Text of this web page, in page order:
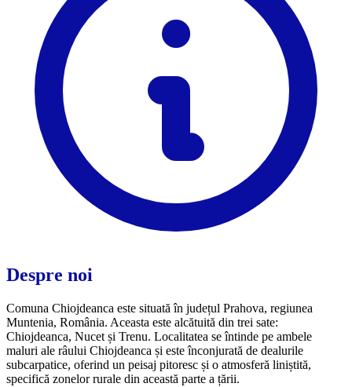
Despre noi
Comuna Chiojdeanca este situată în județul Prahova, regiunea
Muntenia, România. Aceasta este alcătuită din trei sate:
Chiojdeanca, Nucet și Trenu. Localitatea se întinde pe ambele
maluri ale râului Chiojdeanca și este înconjurată de dealurile
subcarpatice, oferind un peisaj pitoresc și o atmosferă liniștită,
specifică zonelor rurale din această parte a țării.